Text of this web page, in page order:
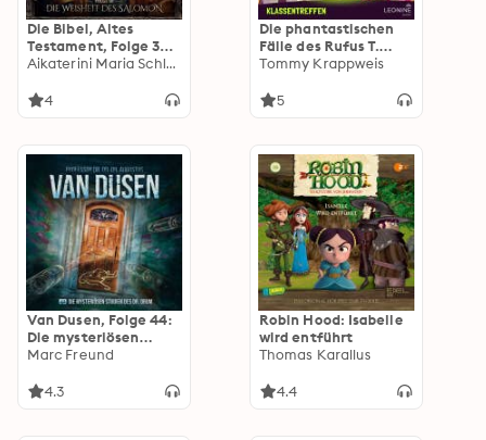
Die Bibel, Altes
Testament, Folge 30:
Die Weisheit des
Aikaterini Maria Schlösser
4
Die phantastischen
Fälle des Rufus T.
Feuerflieg 28 -
Tommy Krappweis
5
Van Dusen, Folge 44:
Die mysteriösen
Studien des Dr. Drum
Marc Freund
4.3
Robin Hood: Isabelle
wird entführt
Thomas Karallus
4.4